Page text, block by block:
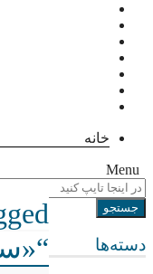
خانه
Menu
دسته‌ها